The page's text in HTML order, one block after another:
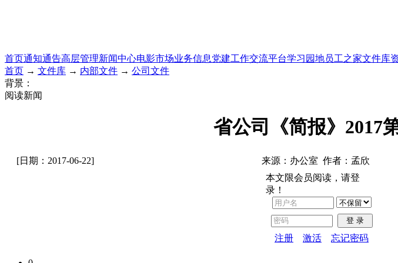
首页通知通告高层管理新闻中心电影市场业务信息党建工作交流平台学习园地员工之家文件库
首页 → 文件库 → 内部文件 → 公司文件
背景：
阅读新闻
省公司《简报》2017
[日期：2017-06-22] 来源：办公室 作者：孟欣
本文限会员阅读，请登
录！
登 录
注册 激活 忘记密码